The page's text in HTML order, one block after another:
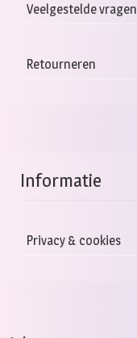
Veelgestelde vragen
Retourneren
Informatie
Privacy & cookies